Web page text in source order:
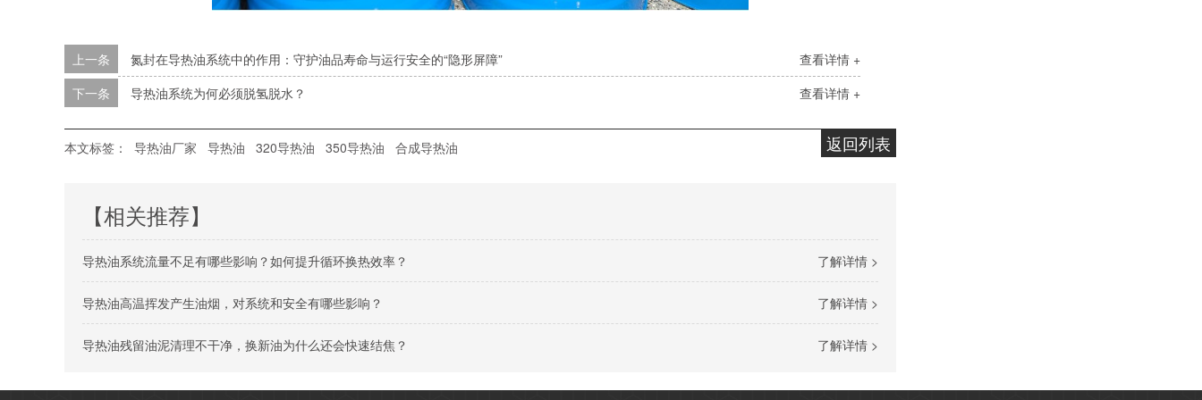
查看详情 +
上一条
氮封在导热油系统中的作用：守护油品寿命与运行安全的“隐形屏障”
查看详情 +
下一条 导热油系统为何必须脱氢脱水？
返回列表
本文标签： 导热油厂家 导热油 320导热油 350导热油 合成导热油
【相关推荐】
了解详情 >
导热油系统流量不足有哪些影响？如何提升循环换热效率？
了解详情 >
导热油高温挥发产生油烟，对系统和安全有哪些影响？
了解详情 >
导热油残留油泥清理不干净，换新油为什么还会快速结焦？